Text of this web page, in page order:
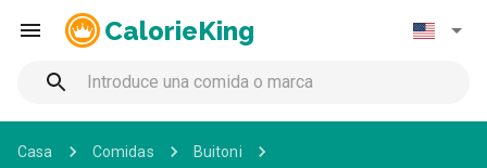
CalorieKing
Casa Comidas
Buitoni